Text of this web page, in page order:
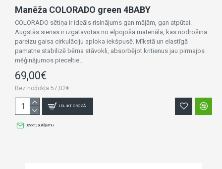
Manēža COLORADO green 4BABY
COLORADO sētiņa ir ideāls risinājums gan mājām, gan atpūtai.
Augstās sienas ir izgatavotas no elpojoša materiāla, kas nodrošina
pareizu gaisa cirkulāciju aploka iekšpusē. Mīkstā un elastīgā
pamatne stabilizē bērna stāvokli, absorbējot kritienus jau pirmajos
mēģinājumos pieceltie..
69,00€
Bez nodokļa:57,02€
IELIKT GROZĀ
Uzdot jautājumu